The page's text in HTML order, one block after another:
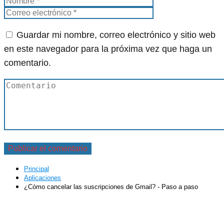
Guardar mi nombre, correo electrónico y sitio web
en este navegador para la próxima vez que haga un
comentario.
Principal
Aplicaciones
¿Cómo cancelar las suscripciones de Gmail? - Paso a paso